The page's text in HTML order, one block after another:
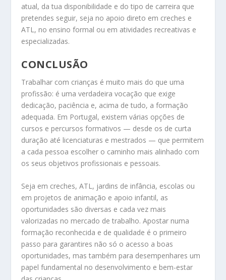
atual, da tua disponibilidade e do tipo de carreira que
pretendes seguir, seja no apoio direto em creches e
ATL, no ensino formal ou em atividades recreativas e
especializadas.
CONCLUSÃO
Trabalhar com crianças é muito mais do que uma
profissão: é uma verdadeira vocação que exige
dedicação, paciência e, acima de tudo, a formação
adequada. Em Portugal, existem várias opções de
cursos e percursos formativos — desde os de curta
duração até licenciaturas e mestrados — que permitem
a cada pessoa escolher o caminho mais alinhado com
os seus objetivos profissionais e pessoais.
Seja em creches, ATL, jardins de infância, escolas ou
em projetos de animação e apoio infantil, as
oportunidades são diversas e cada vez mais
valorizadas no mercado de trabalho. Apostar numa
formação reconhecida e de qualidade é o primeiro
passo para garantires não só o acesso a boas
oportunidades, mas também para desempenhares um
papel fundamental no desenvolvimento e bem-estar